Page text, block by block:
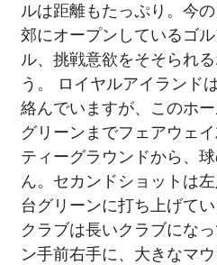
ルは距離もたっぷり。今
郊にオープンしているゴ
ル、挑戦意欲をそそられ
う。 ロイヤルアイランド
絡んでいますが、このホ
グリーンまでフェアウェ
ティーグラウンドから、
ん。セカンドショットは
台グリーンに打ち上げて
クラブは長いクラブにな
ン手前右手に、大きなマ